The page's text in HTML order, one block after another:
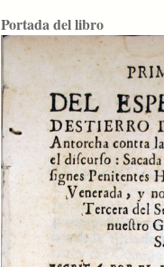
Portada del libro